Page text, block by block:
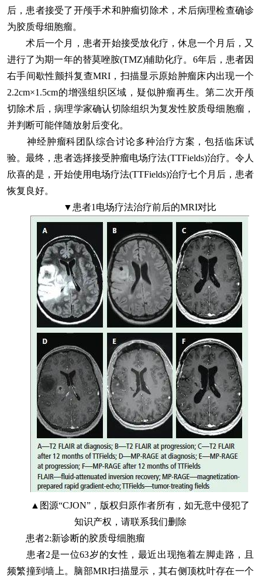
后，患者接受了开颅手术和肿瘤切除术，术后病理检查确诊
为胶质母细胞瘤。
术后一个月，患者开始接受放化疗，休息一个月后，又
进行了为期一年的替莫唑胺(TMZ)辅助化疗。6年后，患者因
右手间歇性颤抖复查MRI，扫描显示原始肿瘤床内出现一个
2.2cm×1.5cm的增强组织区域，疑似肿瘤再生。第二次开颅
切除术后，病理学家确认切除组织为复发性胶质母细胞瘤，
并判断可能伴随放射后变化。
神经肿瘤科团队综合讨论多种治疗方案，包括临床试
验。最终，患者选择接受肿瘤电场疗法(TTFields)治疗。令人
欣喜的是，开始使用电场疗法(TTFields)治疗七个月后，患者
恢复良好。
▼患者1电场疗法治疗前后的MRI对比
▲图源“CJON”，版权归原作者所有，如无意中侵犯了
知识产权，请联系我们删除
患者2:新诊断的胶质母细胞瘤
患者2是一位63岁的女性，最近出现拖着左脚走路，且
频繁撞到墙上。脑部MRI扫描显示，其右侧顶枕叶存在一个